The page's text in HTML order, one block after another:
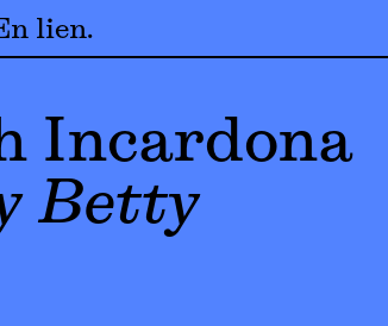
lien
Incardona
Betty